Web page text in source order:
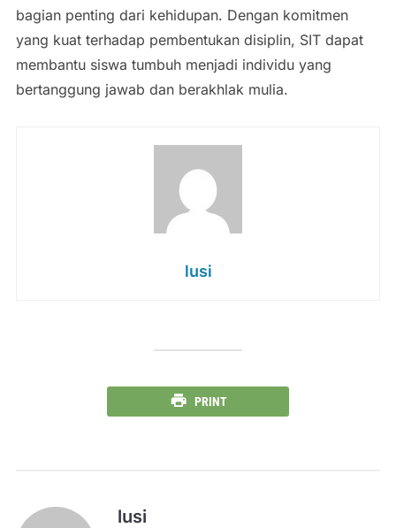
bagian penting dari kehidupan. Dengan komitmen
yang kuat terhadap pembentukan disiplin, SIT dapat
membantu siswa tumbuh menjadi individu yang
bertanggung jawab dan berakhlak mulia.
lusi
PRINT
lusi